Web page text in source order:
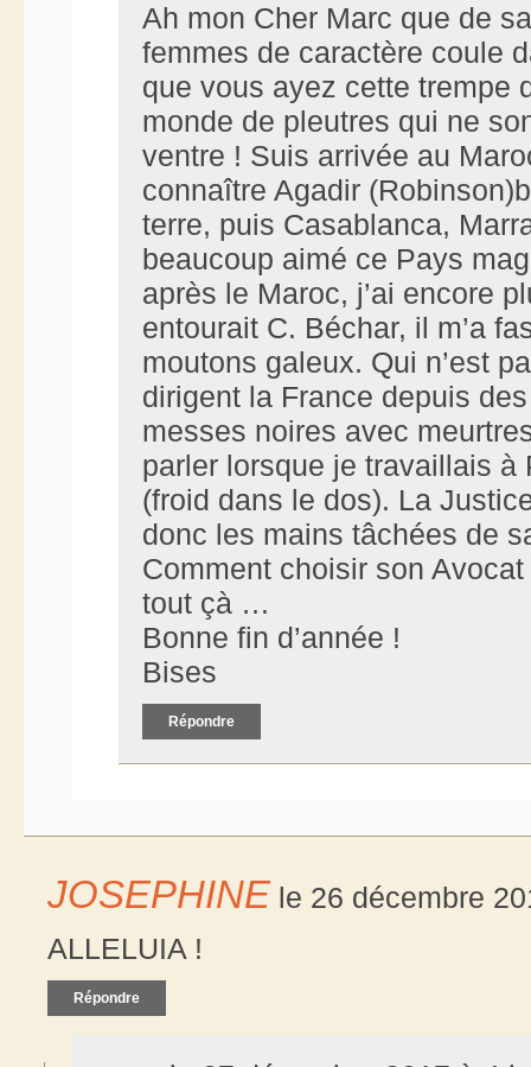
Ah mon Cher Marc que de
femmes de caractère coule
que vous ayez cette trempe
monde de pleutres qui ne
ventre ! Suis arrivée au
connaître Agadir
terre, puis Casablanca,
beaucoup aimé ce Pays
après le Maroc, j’ai encore
entourait C. Béchar, il m’a
moutons galeux. Qui n’est
dirigent la France depuis
messes noires avec
parler lorsque je travaillais
(froid dans le dos). La
donc les mains tâchées de
Comment choisir son Avocat
tout çà …
Bonne fin d’année !
Bises
Répondre
JOSEPHINE le 26 décembre
ALLELUIA !
Répondre